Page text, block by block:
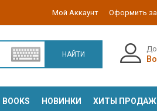
Мой Аккаунт Оформить
НАЙТИ
НОВИНКИ ХИТЫ ПРОДАЖ